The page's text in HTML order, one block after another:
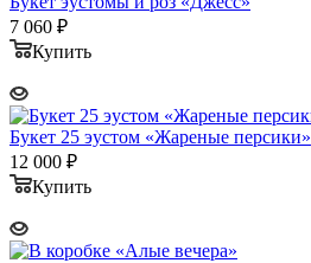
7 060 ₽
Купить
Букет 25 эустом «Жареные персики»
12 000 ₽
Купить